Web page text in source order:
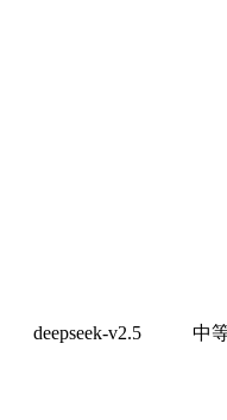
deepseek-v2.5 中